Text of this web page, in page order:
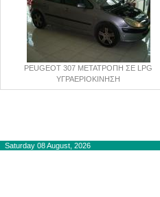
PEUGEOT 307 ΜΕΤΑΤΡΟΠΗ ΣΕ LPG
ΥΓΡΑΕΡΙΟΚΙΝΗΣΗ
Saturday 08 August, 2026